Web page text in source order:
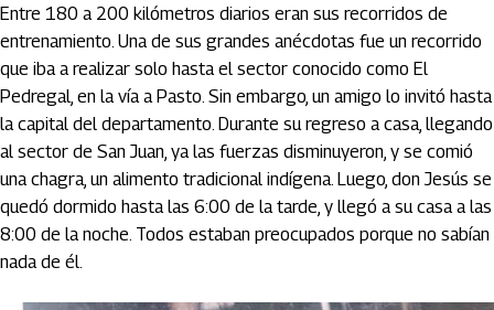
Entre 180 a 200 kilómetros diarios eran sus recorridos de
entrenamiento. Una de sus grandes anécdotas fue un recorrido
que iba a realizar solo hasta el sector conocido como El
Pedregal, en la vía a Pasto. Sin embargo, un amigo lo invitó hasta
la capital del departamento. Durante su regreso a casa, llegando
al sector de San Juan, ya las fuerzas disminuyeron, y se comió
una chagra, un alimento tradicional indígena. Luego, don Jesús se
quedó dormido hasta las 6:00 de la tarde, y llegó a su casa a las
8:00 de la noche. Todos estaban preocupados porque no sabían
nada de él.